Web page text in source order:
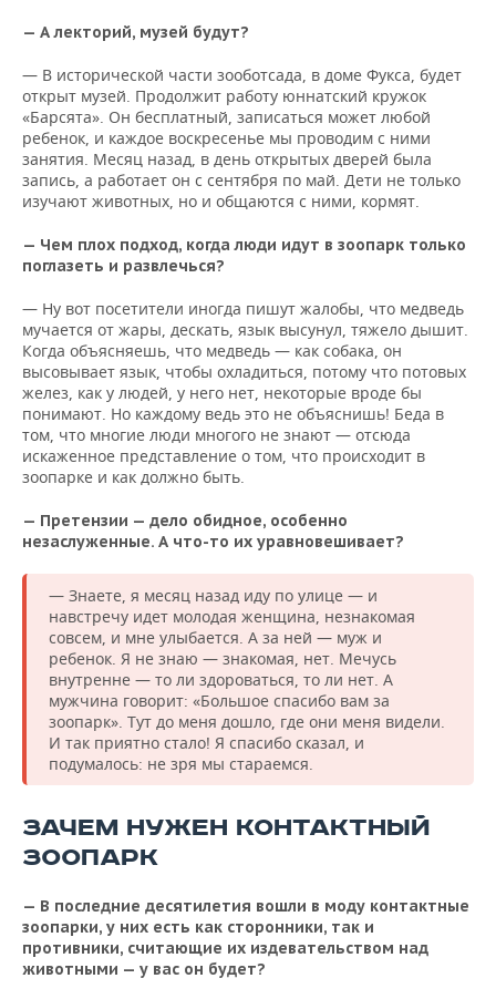
— А лекторий, музей будут?
— В исторической части зооботсада, в доме Фукса, будет
открыт музей. Продолжит работу юннатский кружок
«Барсята». Он бесплатный, записаться может любой
ребенок, и каждое воскресенье мы проводим с ними
занятия. Месяц назад, в день открытых дверей была
запись, а работает он с сентября по май. Дети не только
изучают животных, но и общаются с ними, кормят.
— Чем плох подход, когда люди идут в зоопарк только
поглазеть и развлечься?
— Ну вот посетители иногда пишут жалобы, что медведь
мучается от жары, дескать, язык высунул, тяжело дышит.
Когда объясняешь, что медведь — как собака, он
высовывает язык, чтобы охладиться, потому что потовых
желез, как у людей, у него нет, некоторые вроде бы
понимают. Но каждому ведь это не объяснишь! Беда в
том, что многие люди многого не знают — отсюда
искаженное представление о том, что происходит в
зоопарке и как должно быть.
— Претензии — дело обидное, особенно
незаслуженные. А что-то их уравновешивает?
— Знаете, я месяц назад иду по улице — и
навстречу идет молодая женщина, незнакомая
совсем, и мне улыбается. А за ней — муж и
ребенок. Я не знаю — знакомая, нет. Мечусь
внутренне — то ли здороваться, то ли нет. А
мужчина говорит: «Большое спасибо вам за
зоопарк». Тут до меня дошло, где они меня видели.
И так приятно стало! Я спасибо сказал, и
подумалось: не зря мы стараемся.
ЗАЧЕМ НУЖЕН КОНТАКТНЫЙ
ЗООПАРК
— В последние десятилетия вошли в моду контактные
зоопарки, у них есть как сторонники, так и
противники, считающие их издевательством над
животными — у вас он будет?